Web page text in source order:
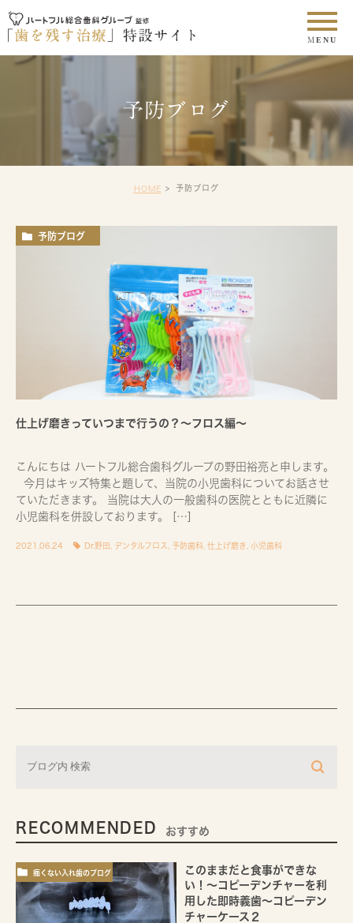
予防ブログ
HOME 予防ブログ
予防ブログ
仕上げ磨きっていつまで行うの？〜フロス編〜
こんにちは ハートフル総合歯科グループの野田裕亮と申します。
今月はキッズ特集と題して、当院の小児歯科についてお話させ
ていただきます。 当院は大人の一般歯科の医院とともに近隣に
小児歯科を併設しております。 […]
2021.06.24 Dr.野田 デンタルフロス 予防歯科 仕上げ磨き 小児歯科
RECOMMENDED おすすめ
痛くない入れ歯のブログ
このままだと食事ができな
い！～コピーデンチャーを利
用した即時義歯～コピーデン
チャーケース２